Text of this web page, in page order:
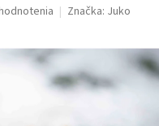
Značka: Juko